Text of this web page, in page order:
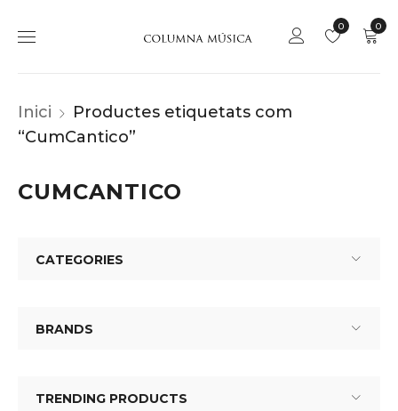
0
0
Inici
Productes etiquetats com
“CumCantico”
CUMCANTICO
CATEGORIES
BRANDS
TRENDING PRODUCTS